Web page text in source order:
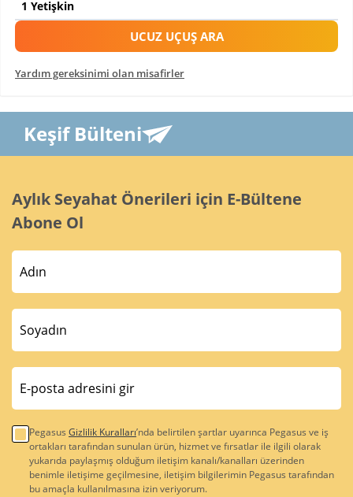
UCUZ UÇUŞ ARA
Yardım gereksinimi olan misafirler
Keşif Bülteni
Aylık Seyahat Önerileri için E-Bültene
Abone Ol
Pegasus Gizlilik Kuralları’nda belirtilen şartlar uyarınca Pegasus ve iş
ortakları tarafından sunulan ürün, hizmet ve fırsatlar ile ilgili olarak
yukarıda paylaşmış olduğum iletişim kanalı/kanalları üzerinden
benimle iletişime geçilmesine, iletişim bilgilerimin Pegasus tarafından
bu amaçla kullanılmasına izin veriyorum.